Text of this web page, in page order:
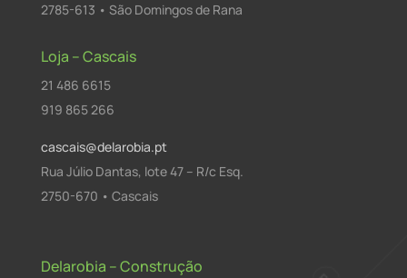
2785-613 • São Domingos de Rana
Loja – Cascais
21 486 6615
919 865 266
cascais@delarobia.pt
Rua Júlio Dantas, lote 47 – R/c Esq.
2750-670 • Cascais
Delarobia – Construção